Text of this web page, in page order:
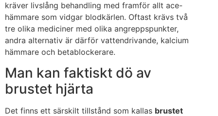
kräver livslång behandling med framför allt ace-
hämmare som vidgar blodkärlen. Oftast krävs två
tre olika mediciner med olika angreppspunkter,
andra alternativ är därför vattendrivande, kalcium
hämmare och betablockerare.
Man kan faktiskt dö av
brustet hjärta
Det finns ett särskilt tillstånd som kallas brustet